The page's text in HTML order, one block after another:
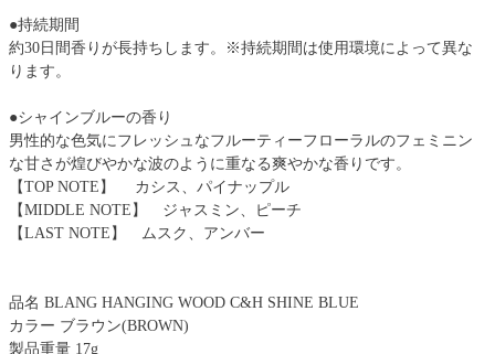
●持続期間
約30日間香りが長持ちします。※持続期間は使用環境によって異な
ります。
●シャインブルーの香り
男性的な色気にフレッシュなフルーティーフローラルのフェミニン
な甘さが煌びやかな波のように重なる爽やかな香りです。
【TOP NOTE】 カシス、パイナップル
【MIDDLE NOTE】 ジャスミン、ピーチ
【LAST NOTE】 ムスク、アンバー
品名 BLANG HANGING WOOD C&H SHINE BLUE
カラー ブラウン(BROWN)
製品重量 17g